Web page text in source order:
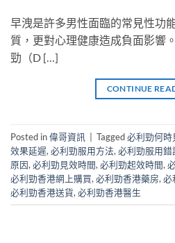
早洩是許多男性面臨的常見性功
質，更對心理健康造成負面影響
勁（D […]
CONTINUE
Posted in偉哥資訊 Tagged必利勁何時
效果延遲, 必利勁服用方法, 必利勁服用錯
原因, 必利勁見效時間, 必利勁起效時間,
必利勁香港網上購買, 必利勁香港藥房, 必
必利勁香港送貨, 必利勁香港醫生